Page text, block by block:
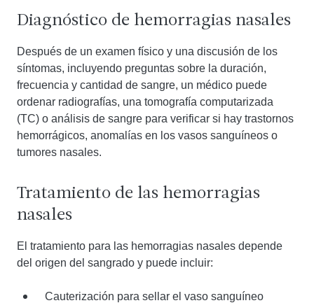
Diagnóstico de hemorragias nasales
Después de un examen físico y una discusión de los
síntomas, incluyendo preguntas sobre la duración,
frecuencia y cantidad de sangre, un médico puede
ordenar radiografías, una tomografía computarizada
(TC) o análisis de sangre para verificar si hay trastornos
hemorrágicos, anomalías en los vasos sanguíneos o
tumores nasales.
Tratamiento de las hemorragias
nasales
El tratamiento para las hemorragias nasales depende
del origen del sangrado y puede incluir:
Cauterización para sellar el vaso sanguíneo